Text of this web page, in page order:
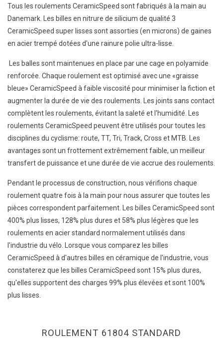
Tous les roulements CeramicSpeed ​​sont fabriqués à la main au
Danemark. Les billes en nitrure de silicium de qualité 3
CeramicSpeed ​​super lisses sont assorties (en microns) de gaines
en acier trempé dotées d'une rainure polie ultra-lisse.
Les balles sont maintenues en place par une cage en polyamide
renforcée. Chaque roulement est optimisé avec une «graisse
bleue» CeramicSpeed ​​à faible viscosité pour minimiser la fiction et
augmenter la durée de vie des roulements. Les joints sans contact
complètent les roulements, évitant la saleté et l'humidité. Les
roulements CeramicSpeed ​​peuvent être utilisés pour toutes les
disciplines du cyclisme: route, TT, Tri, Track, Cross et MTB. Les
avantages sont un frottement extrêmement faible, un meilleur
transfert de puissance et une durée de vie accrue des roulements.
Pendant le processus de construction, nous vérifions chaque
roulement quatre fois à la main pour nous assurer que toutes les
pièces correspondent parfaitement. Les billes CeramicSpeed ​​sont
400% plus lisses, 128% plus dures et 58% plus légères que les
roulements en acier standard normalement utilisés dans
l'industrie du vélo. Lorsque vous comparez les billes
CeramicSpeed ​​à d'autres billes en céramique de l'industrie, vous
constaterez que les billes CeramicSpeed ​​sont 15% plus dures,
qu'elles supportent des charges 99% plus élevées et sont 100%
plus lisses.
ROULEMENT 61804 STANDARD